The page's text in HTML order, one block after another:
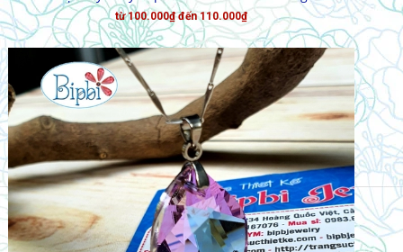
từ 100.000₫ đến 110.000₫